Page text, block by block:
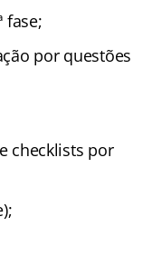
fase;
por questões
checklists por